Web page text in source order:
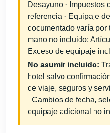
Desayuno · Impuestos
referencia · Equipaje
documentado varía por
mano no incluido;
Exceso de equipaje
No asumir incluido:
hotel salvo
de viaje, seguros y
· Cambios de fecha,
equipaje adicional no